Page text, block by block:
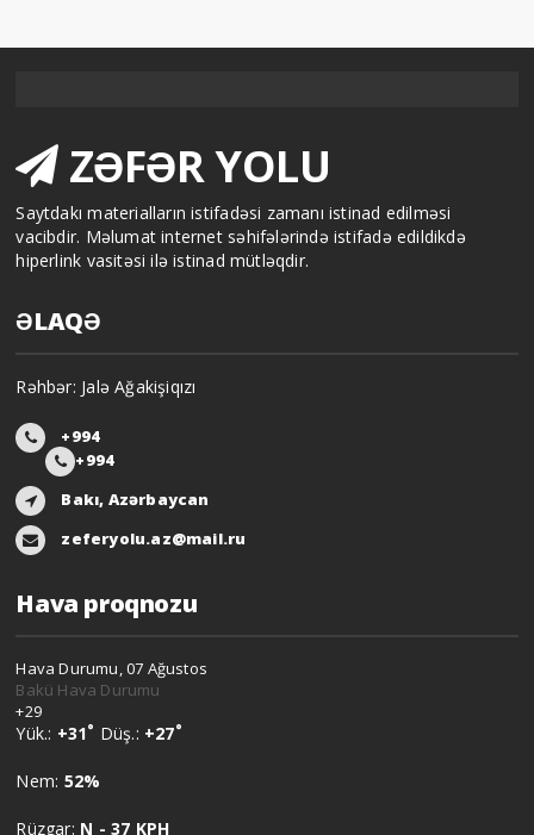
ZƏFƏR YOLU
Saytdakı materialların istifadəsi zamanı istinad edilməsi
vacibdir. Məlumat internet səhifələrində istifadə edildikdə
hiperlink vasitəsi ilə istinad mütləqdir.
ƏLAQƏ
Rəhbər: Jalə Ağakişiqızı
+994
+994
Bakı, Azərbaycan
zeferyolu.az@mail.ru
Hava proqnozu
Hava Durumu, 07 Ağustos
Bakü Hava Durumu
+29
Yük.: +31° Düş.: +27°
Nem: 52%
Rüzgar: N - 37 KPH